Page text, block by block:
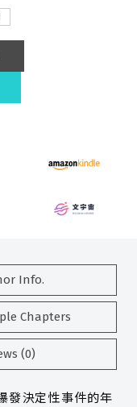
Info.
Chapters
(0)
發決定性事件的年